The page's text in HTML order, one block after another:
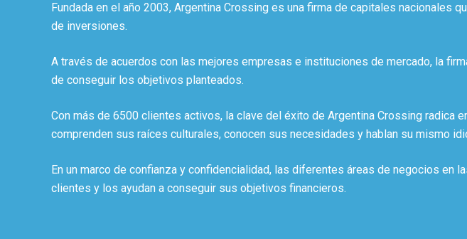
Fundada en el año 2003, Argentina Crossing es una firma de capitales
de inversiones.
A través de acuerdos con las mejores empresas e instituciones de mercado, la
de conseguir los objetivos planteados.
Con más de 6500 clientes activos, la clave del éxito de Argentina Crossing
comprenden sus raíces culturales, conocen sus necesidades y hablan su mismo
En un marco de confianza y confidencialidad, las diferentes áreas de negocios
clientes y los ayudan a conseguir sus objetivos financieros.